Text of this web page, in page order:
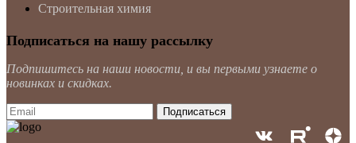
Строительная химия
Подписаться на нашу рассылку
Подпишитесь на наши новости, и вы первыми узнаете о
новинках и скидках.